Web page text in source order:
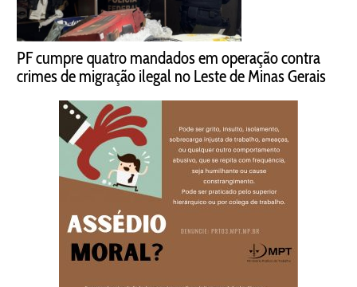
PF cumpre quatro mandados em operação contra
crimes de migração ilegal no Leste de Minas Gerais